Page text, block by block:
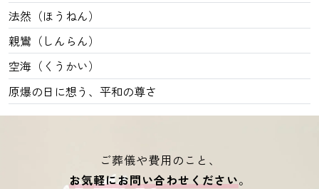
法然（ほうねん）
親鸞（しんらん）
空海（くうかい）
原爆の日に想う、平和の尊さ
ご葬儀や費用のこと、
お気軽にお問い合わせください。